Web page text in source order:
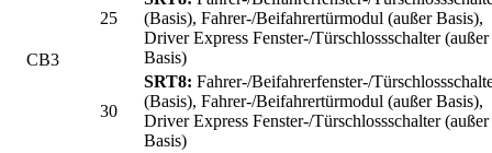
CB3
25
(Basis), Fahrer-/Beifahrertürmodul (außer Basis),
Driver Express Fenster-/Türschlossschalter (außer
Basis)
30
SRT8: Fahrer-/Beifahrerfenster-/
(Basis), Fahrer-/Beifahrertürmodul (außer Basis),
Driver Express Fenster-/Türschlossschalter (außer
Basis)